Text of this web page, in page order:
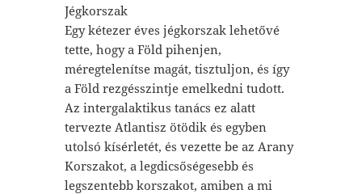
Jégkorszak
Egy kétezer éves jégkorszak lehetővé
tette, hogy a Föld pihenjen,
méregtelenítse magát, tisztuljon, és így
a Föld rezgésszintje emelkedni tudott.
Az intergalaktikus tanács ez alatt
tervezte Atlantisz ötödik és egyben
utolsó kísérletét, és vezette be az Arany
Korszakot, a legdicsőségesebb és
legszentebb korszakot, amiben a mi